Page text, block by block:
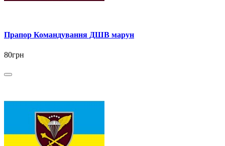
Прапор Командування ДШВ марун
80грн